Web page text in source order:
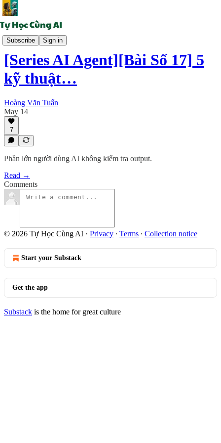
Subscribe Sign in
Cộng tác AI
[Series AI Agent][Bài Số 17] 5
kỹ thuật…
Hoàng Văn Tuấn
May 14
7
Phần lớn người dùng AI không kiểm tra output.
Read →
Comments
© 2026 Tự Học Cùng AI · Privacy ∙ Terms ∙ Collection notice
Start your Substack
Get the app
Substack is the home for great culture